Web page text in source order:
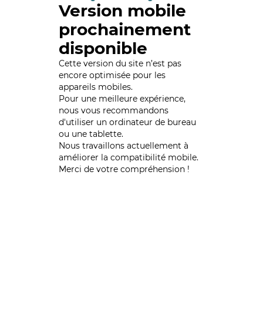
Version mobile
prochainement
disponible
Cette version du site n’est pas
encore optimisée pour les
appareils mobiles.
Pour une meilleure expérience,
nous vous recommandons
d'utiliser un ordinateur de bureau
ou une tablette.
Nous travaillons actuellement à
améliorer la compatibilité mobile.
Merci de votre compréhension !